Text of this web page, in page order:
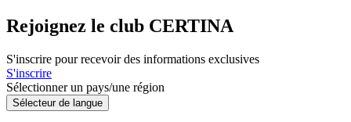
Rejoignez le club CERTINA
S'inscrire pour recevoir des informations exclusives
S'inscrire
Sélectionner un pays/une région
Sélecteur de langue